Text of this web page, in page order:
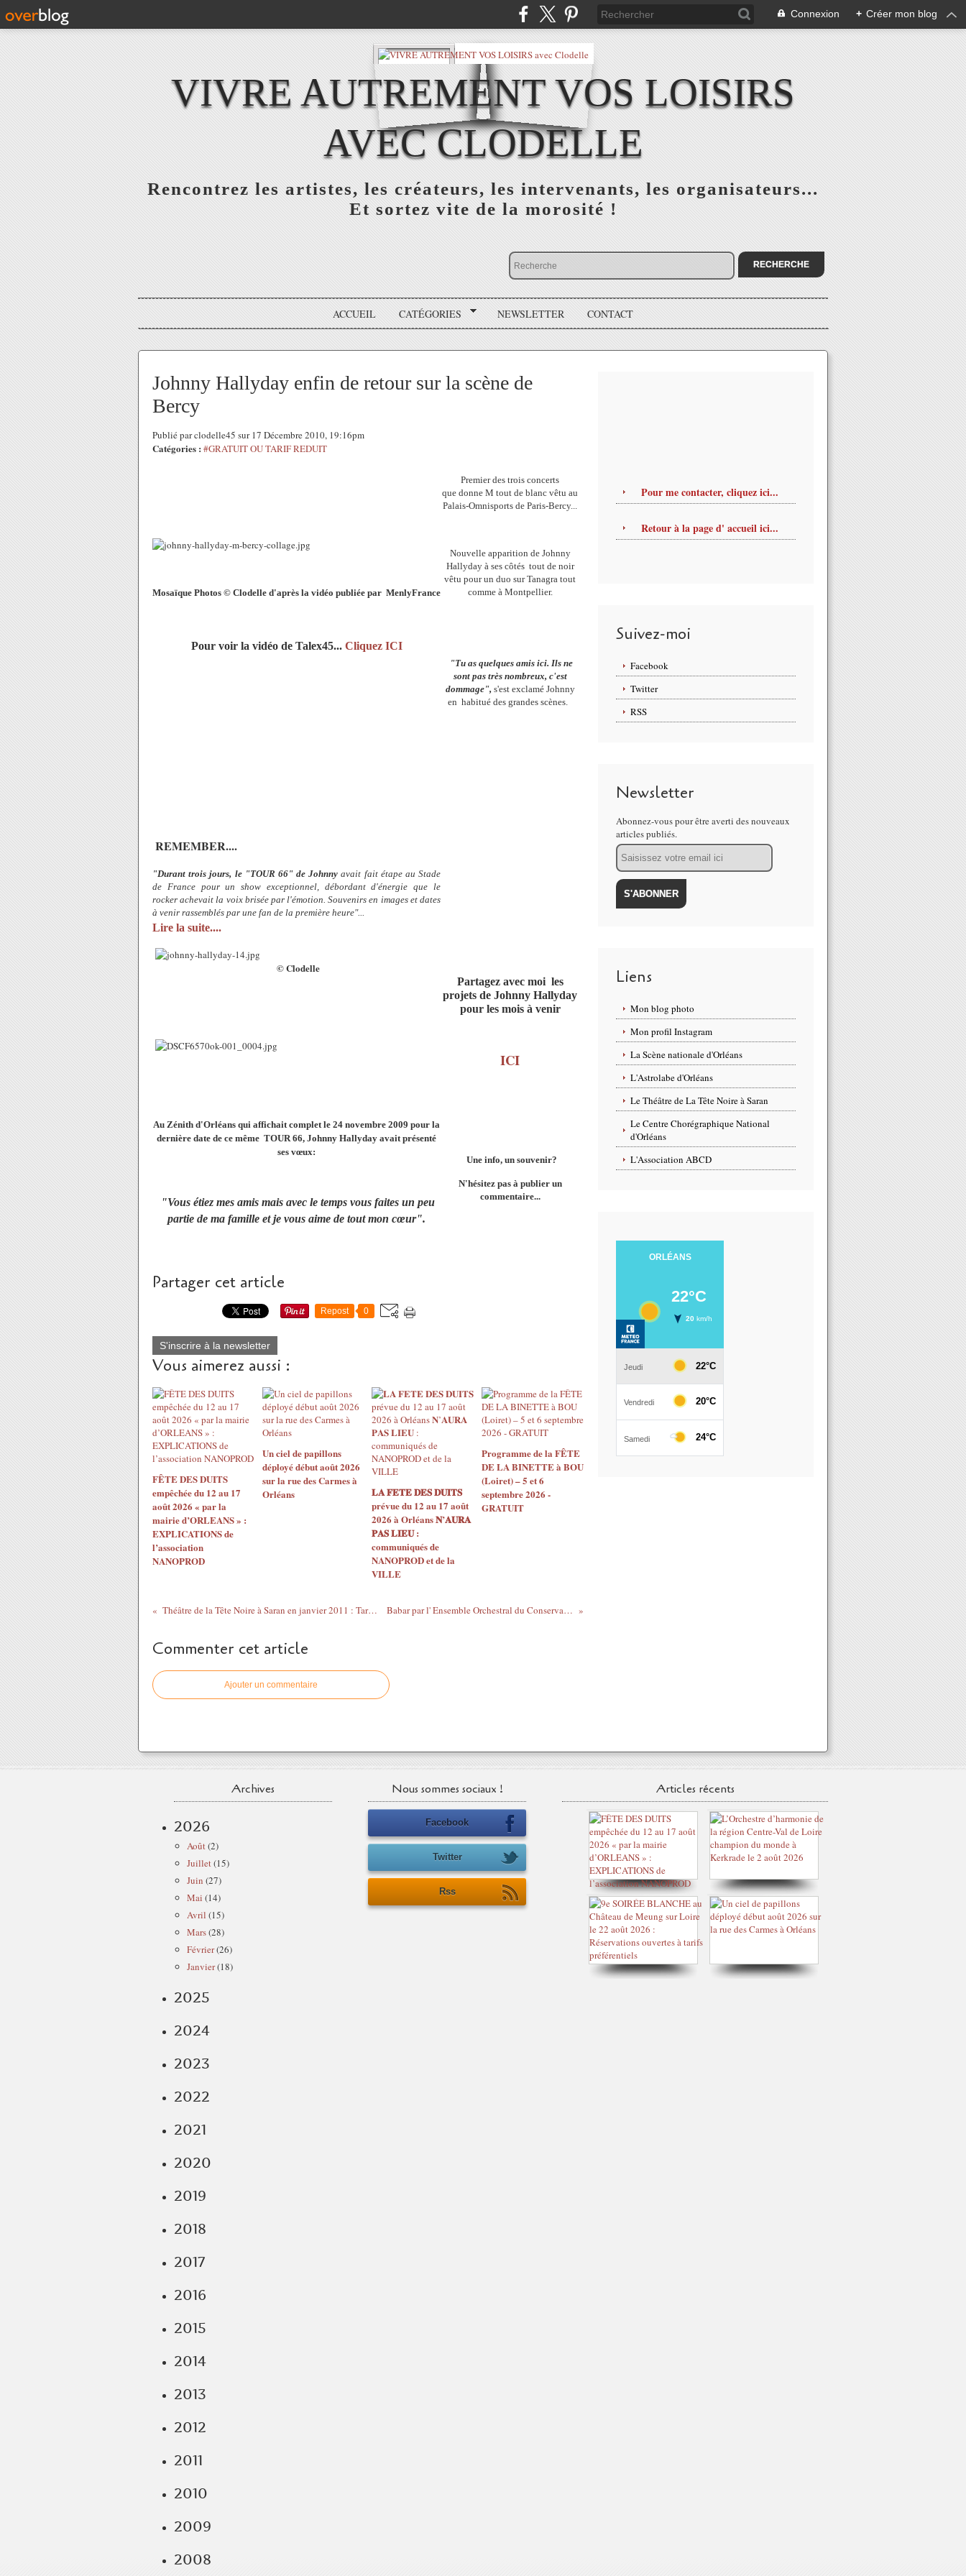
Connexion + Créer mon blog
VIVRE AUTREMENT VOS LOISIRS
AVEC CLODELLE
Rencontrez les artistes, les créateurs, les intervenants, les organisateurs...
Et sortez vite de la morosité !
ACCUEIL CATÉGORIES NEWSLETTER CONTACT
Johnny Hallyday enfin de retour sur la scène de
Bercy
Publié par clodelle45 sur 17 Décembre 2010, 19:16pm
Catégories : #GRATUIT OU TARIF REDUIT
Mosaïque Photos © Clodelle d'après la vidéo publiée par MenlyFrance
Pour voir la vidéo de Talex45... Cliquez ICI
Premier des trois concerts
que donne M tout de blanc vêtu au
Palais-Omnisports de Paris-Bercy...
Nouvelle apparition de Johnny
Hallyday à ses côtés tout de noir
vêtu pour un duo sur Tanagra tout
comme à Montpellier.
"Tu as quelques amis ici. Ils ne
sont pas très nombreux, c'est
dommage",s'est exclamé Johnny
en habitué des grandes scènes.
REMEMBER....
"Durant trois jours, le "TOUR 66" de Johnny avait fait étape au Stade
de France pour un show exceptionnel, débordant d'énergie que le
rocker achevait la voix brisée par l'émotion. Souvenirs en images et dates
à venir rassemblés par une fan de la première heure"...
Lire la suite....
© Clodelle
Partagez avec moi les
projets de Johnny Hallyday
pour les mois à venir
ICI
Au Zénith d'Orléans qui affichait complet le 24 novembre 2009 pour la
dernière date de ce même TOUR 66, Johnny Hallyday avait présenté
ses vœux:
"Vous étiez mes amis mais avec le temps vous faites un peu
partie de ma famille et je vous aime de tout mon cœur".
Une info, un souvenir?
N'hésitez pas à publier un
commentaire...
Partager cet article
Repost 0
S'inscrire à la newsletter
Vous aimerez aussi :
FÊTE DES DUITS
empêchée du 12 au 17
août 2026 « par la
mairie d’ORLEANS » :
EXPLICATIONS de
l’association
NANOPROD
Un ciel de papillons
déployé début août 2026
sur la rue des Carmes à
Orléans
𝐋𝐀 𝐅𝐄𝐓𝐄 𝐃𝐄𝐒 𝐃𝐔𝐈𝐓𝐒
prévue du 12 au 17 août
2026 à Orléans 𝐍’𝐀𝐔𝐑𝐀
𝐏𝐀𝐒 𝐋𝐈𝐄𝐔 :
communiqués de
NANOPROD et de la
VILLE
Programme de la FÊTE
DE LA BINETTE à BOU
(Loiret) – 5 et 6
septembre 2026 -
GRATUIT
Théâtre de la Tête Noire à Saran en janvier 2011 : Tarif préférentiel pour les abonnés de l'Astrolabe Babar par l' Ensemble Orchestral du Conservatoire d'Orléans les 7 , 8 et 9 janvier 2011
Commenter cet article
Ajouter un commentaire
Pour me contacter, cliquez ici...
Retour à la page d' accueil ici...
Suivez-moi
Facebook
Twitter
RSS
Newsletter
Abonnez-vous pour être averti des nouveaux
articles publiés.
Email
Liens
Mon blog photo
Mon profil Instagram
La Scène nationale d'Orléans
L'Astrolabe d'Orléans
Le Théâtre de La Tête Noire à Saran
Le Centre Chorégraphique National
d'Orléans
L'Association ABCD
Archives
2026
Août(2)
Juillet(15)
Juin (27)
Mai (14)
Avril (15)
Mars(28)
Février(26)
Janvier(18)
2025
2024
2023
2022
2021
2020
2019
2018
2017
2016
2015
2014
2013
2012
2011
2010
2009
2008
Nous sommes sociaux !
Facebook
Twitter
Rss
Articles récents